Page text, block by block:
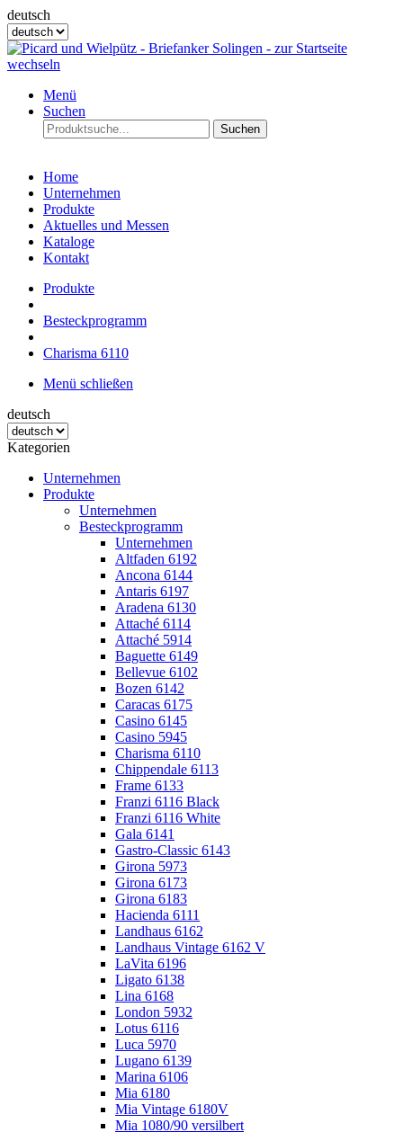
deutsch
Menü
Suchen
Suchen
Home
Unternehmen
Produkte
Aktuelles und Messen
Kataloge
Kontakt
Produkte
Besteckprogramm
Charisma 6110
Menü schließen
deutsch
Kategorien
Unternehmen
Produkte
Unternehmen
Besteckprogramm
Unternehmen
Altfaden 6192
Ancona 6144
Antaris 6197
Aradena 6130
Attaché 6114
Attaché 5914
Baguette 6149
Bellevue 6102
Bozen 6142
Caracas 6175
Casino 6145
Casino 5945
Charisma 6110
Chippendale 6113
Frame 6133
Franzi 6116 Black
Franzi 6116 White
Gala 6141
Gastro-Classic 6143
Girona 5973
Girona 6173
Girona 6183
Hacienda 6111
Landhaus 6162
Landhaus Vintage 6162 V
LaVita 6196
Ligato 6138
Lina 6168
London 5932
Lotus 6116
Luca 5970
Lugano 6139
Marina 6106
Mia 6180
Mia Vintage 6180V
Mia 1080/90 versilbert